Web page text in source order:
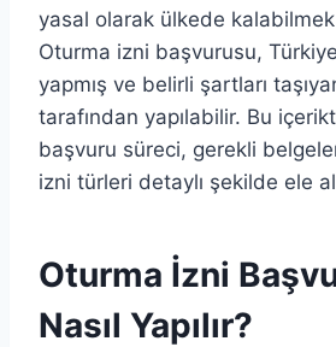
yasal olarak ülkede
Oturma izni başvurusu,
yapmış ve belirli şartları
tarafından yapılabilir. Bu
başvuru süreci, gerekli
izni türleri detaylı şekilde ele
Oturma İzni
Nasıl Yapılır?